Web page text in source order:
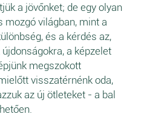
a jövőnket; de egy olyan
mozgó világban, mint a
és a kérdés az,
a képzelet
megszokott
visszatérnénk oda,
az új ötleteket - a bal